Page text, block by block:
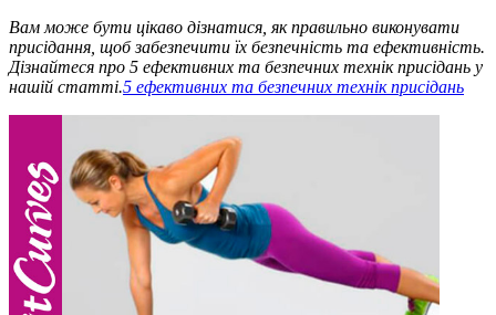
Вам може бути цікаво дізнатися, як правильно виконувати
присідання, щоб забезпечити їх безпечність та ефективність.
Дізнайтеся про 5 ефективних та безпечних технік присідань у
нашій статті.5 ефективних та безпечних технік присідань